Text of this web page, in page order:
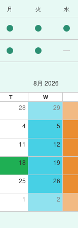
月 火 水
8月 2026
T W
28 29
4 5
11 12
18 19
25 26
1 2